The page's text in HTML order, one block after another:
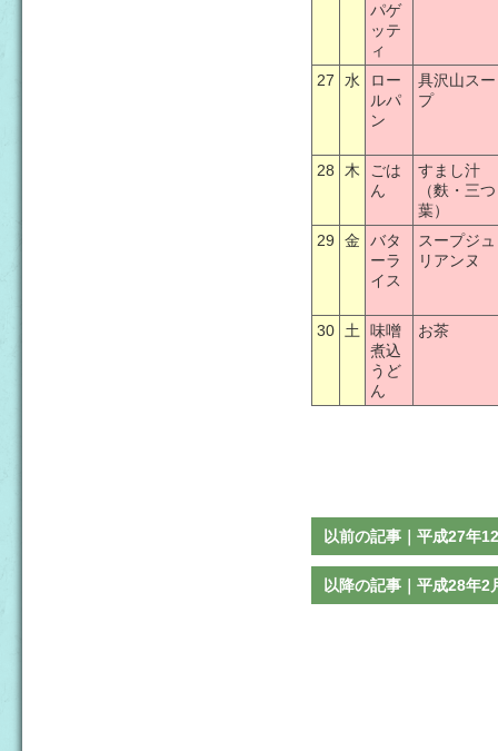
パゲ
ッテ
ィ
27 水
ロー
ルパ
ン
具沢山スー
プ
28 木
ごは
ん
すまし汁
（麩・三つ
葉）
29
金
バタ
ーラ
イス
スープジュ
リアンヌ
30 土
味噌
煮込
うど
ん
お茶
以前の記事｜平成27年
以降の記事｜平成28年2